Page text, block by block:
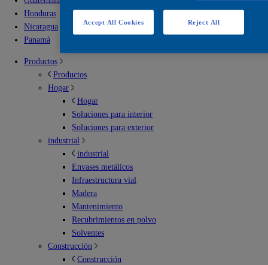
Honduras
Nicaragua
Panamá
Productos
Productos
Hogar
Hogar
Soluciones para interior
Soluciones para exterior
industrial
industrial
Envases metálicos
Infraestructura vial
Madera
Mantenimiento
Recubrimientos en polvo
Solventes
Construcción
Construcción
Reject All
Accept All Cookies